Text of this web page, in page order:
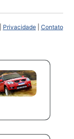
Privacidade| Contato